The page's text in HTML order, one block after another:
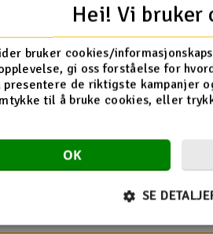
- RTR
V2 GT-6
V2 GT-6 - RTR
5.9 V2 2.4GHz
V2 2.4GHz
Flere så
Hei! Vi bruker
bruker cookies/
gi oss forståelse for
presentere de riktigste kampanjer
til å bruke cookies, eller
OK
SE